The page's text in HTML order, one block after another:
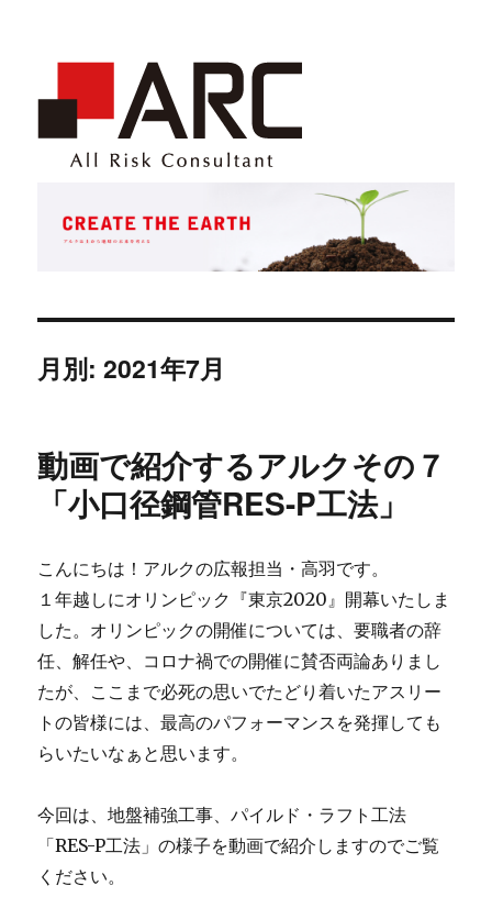
月別: 2021年7月
動画で紹介するアルクその７
「小口径鋼管RES-P工法」
こんにちは！アルクの広報担当・高羽です。
１年越しにオリンピック『東京2020』開幕いたしま
した。オリンピックの開催については、要職者の辞
任、解任や、コロナ禍での開催に賛否両論ありまし
たが、ここまで必死の思いでたどり着いたアスリー
トの皆様には、最高のパフォーマンスを発揮しても
らいたいなぁと思います。
今回は、地盤補強工事、パイルド・ラフト工法
「RES-P工法」の様子を動画で紹介しますのでご覧
ください。